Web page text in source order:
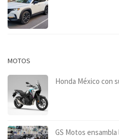
MOTOS
Honda México con
GS Motos